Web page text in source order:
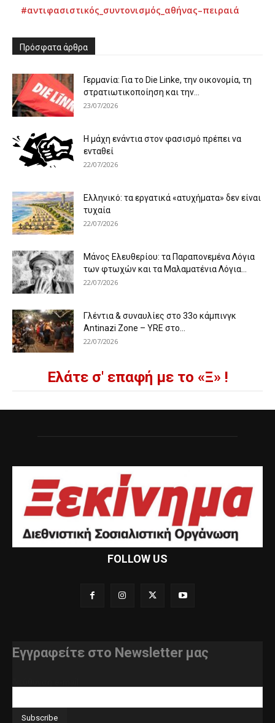
#αντιφασιστικός_συντονισμός_αθήνας–πειραιά
Πρόσφατα άρθρα
Γερμανία: Για το Die Linke, την οικονομία, τη
στρατιωτικοποίηση και την...
23/07/2026
Η μάχη ενάντια στον φασισμό πρέπει να
ενταθεί
22/07/2026
Ελληνικό: τα εργατικά «ατυχήματα» δεν είναι
τυχαία
22/07/2026
Μάνος Ελευθερίου: τα Παραπονεμένα Λόγια
των φτωχών και τα Μαλαματένια Λόγια...
22/07/2026
Γλέντια & συναυλίες στο 33ο κάμπινγκ
Antinazi Zone – YRE στο...
22/07/2026
Ελάτε σ' επαφή με το «Ξ» !
FOLLOW US
Εγγραφείτε στο Newsletter μας